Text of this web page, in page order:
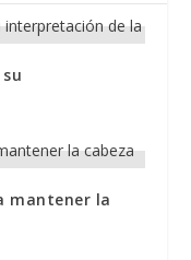
mantener la